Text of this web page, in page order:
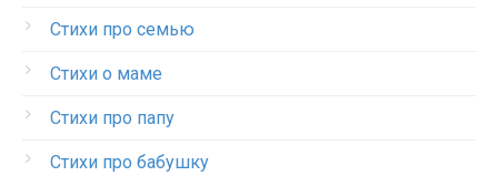
Стихи про семью
Стихи о маме
Стихи про папу
Стихи про бабушку